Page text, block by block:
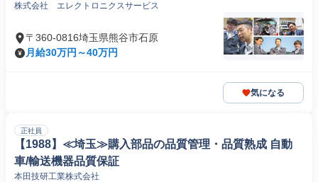
株式会社 エレクトロニクスサービス
〒360-0816埼玉県熊谷市石原
月給30万円～40万円
気になる
正社員
【1988】≪埼玉≫購入部品の品質管理・品質熟成 自動
車/輸送機器品質保証
本田技研工業株式会社